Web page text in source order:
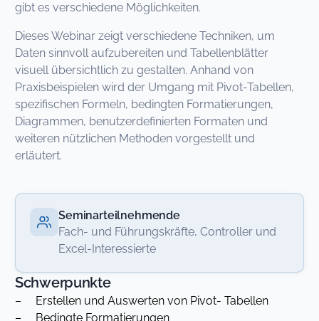
gibt es verschiedene Möglichkeiten.
Dieses Webinar zeigt verschiedene Techniken, um
Daten sinnvoll aufzubereiten und Tabellenblätter
visuell übersichtlich zu gestalten. Anhand von
Praxisbeispielen wird der Umgang mit Pivot-Tabellen,
spezifischen Formeln, bedingten Formatierungen,
Diagrammen, benutzerdefinierten Formaten und
weiteren nützlichen Methoden vorgestellt und
erläutert.
Seminarteilnehmende
Fach- und Führungskräfte, Controller und
Excel-Interessierte
Schwerpunkte
– Erstellen und Auswerten von Pivot- Tabellen
– Bedingte Formatierungen